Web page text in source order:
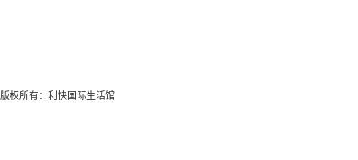
版权所有：利快国际生活馆